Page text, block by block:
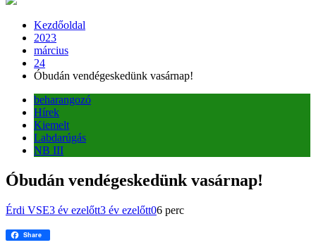
Kezdőoldal
2023
március
24
Óbudán vendégeskedünk vasárnap!
beharangozó
Hírek
Kiemelt
Labdarúgás
NB III
Óbudán vendégeskedünk vasárnap!
Érdi VSE3 év ezelőtt3 év ezelőtt06 perc
Share